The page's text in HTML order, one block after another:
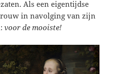
Als een eigentijdse
in navolging van zijn
voor de mooiste!